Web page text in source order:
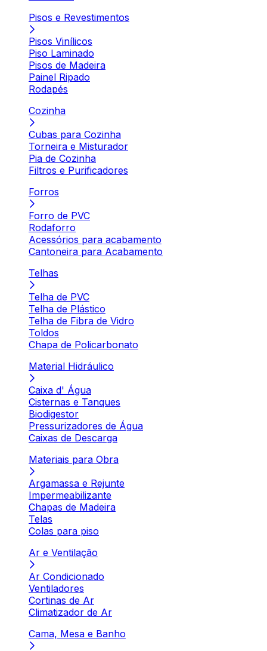
Pisos e Revestimentos
Pisos Vinílicos
Piso Laminado
Pisos de Madeira
Painel Ripado
Rodapés
Cozinha
Cubas para Cozinha
Torneira e Misturador
Pia de Cozinha
Filtros e Purificadores
Forros
Forro de PVC
Rodaforro
Acessórios para acabamento
Cantoneira para Acabamento
Telhas
Telha de PVC
Telha de Plástico
Telha de Fibra de Vidro
Toldos
Chapa de Policarbonato
Material Hidráulico
Caixa d' Água
Cisternas e Tanques
Biodigestor
Pressurizadores de Água
Caixas de Descarga
Materiais para Obra
Argamassa e Rejunte
Impermeabilizante
Chapas de Madeira
Telas
Colas para piso
Ar e Ventilação
Ar Condicionado
Ventiladores
Cortinas de Ar
Climatizador de Ar
Cama, Mesa e Banho